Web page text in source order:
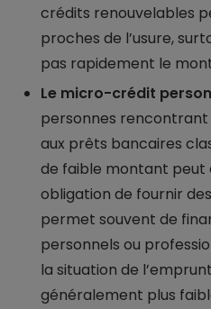
crédits renouvelables
proches de l’usure,
pas rapidement le
Le micro-crédit
personnes
aux prêts bancaires
de faible montant peut
obligation de fournir
permet souvent de
personnels ou
la situation de
généralement plus